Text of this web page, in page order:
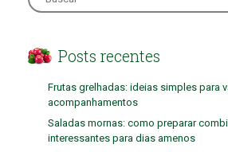
for:
Posts recentes
Frutas grelhadas: ideias simples para
acompanhamentos
Saladas mornas: como preparar
interessantes para dias amenos